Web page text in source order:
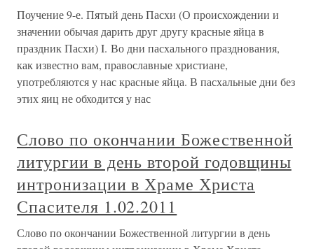
Поучение 9-е. Пятый день Пасхи (О происхождении и
значении обычая дарить друг другу красные яйца в
праздник Пасхи) I. Во дни пасхального празднования,
как известно вам, православные христиане,
употребляются у нас красные яйца. В пасхальные дни без
этих яиц не обходится у нас
Слово по окончании Божественной
литургии в день второй годовщины
интронизации в Храме Христа
Спасителя 1.02.2011
Слово по окончании Божественной литургии в день